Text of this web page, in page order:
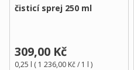
čisticí sprej 250 ml
309,00 Kč
0,25 l ( 1 236,00 Kč/ 1 l )